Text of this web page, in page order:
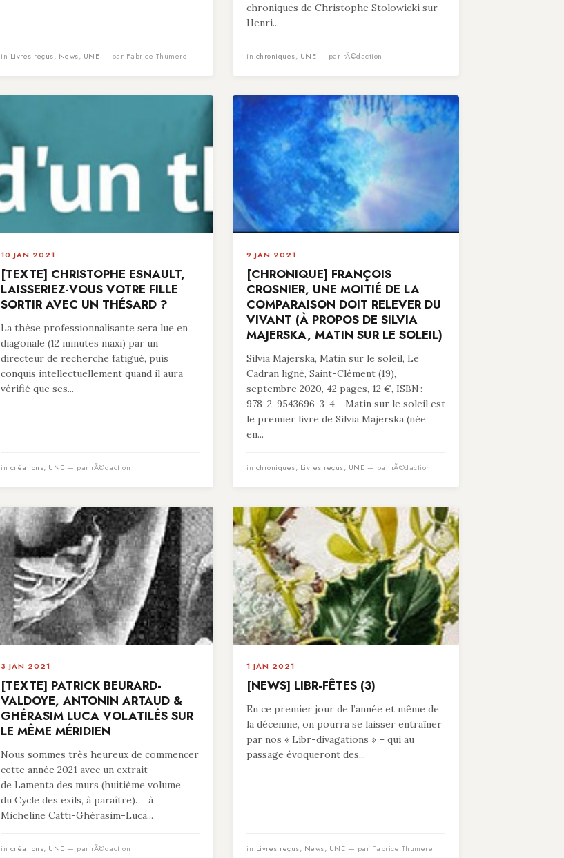
in Livres reçus, News, UNE — par Fabrice Thumerel
chroniques de Christophe Stolowicki sur
Henri...
in chroniques, UNE — par rÃ©daction
10 JAN 2021
[TEXTE] CHRISTOPHE ESNAULT,
LAISSERIEZ-VOUS VOTRE FILLE
SORTIR AVEC UN THÉSARD ?
La thèse professionnalisante sera lue en
diagonale (12 minutes maxi) par un
directeur de recherche fatigué, puis
conquis intellectuellement quand il aura
vérifié que ses...
in créations, UNE — par rÃ©daction
9 JAN 2021
[CHRONIQUE] FRANÇOIS
CROSNIER, UNE MOITIÉ DE LA
COMPARAISON DOIT RELEVER DU
VIVANT (À PROPOS DE SILVIA
MAJERSKA, MATIN SUR LE SOLEIL)
Silvia Majerska, Matin sur le soleil, Le
Cadran ligné, Saint-Clément (19),
septembre 2020, 42 pages, 12 €, ISBN :
978-2-9543696-3-4. Matin sur le soleil est
le premier livre de Silvia Majerska (née
en...
in chroniques, Livres reçus, UNE — par rÃ©daction
3 JAN 2021
[TEXTE] PATRICK BEURARD-
VALDOYE, ANTONIN ARTAUD &
GHÉRASIM LUCA VOLATILÉS SUR
LE MÊME MÉRIDIEN
Nous sommes très heureux de commencer
cette année 2021 avec un extrait
de Lamenta des murs (huitième volume
du Cycle des exils, à paraître). à
Micheline Catti-Ghérasim-Luca...
in créations, UNE — par rÃ©daction
1 JAN 2021
[NEWS] LIBR-FÊTES (3)
En ce premier jour de l’année et même de
la décennie, on pourra se laisser entraîner
par nos « Libr-divagations » – qui au
passage évoqueront des...
in Livres reçus, News, UNE — par Fabrice Thumerel